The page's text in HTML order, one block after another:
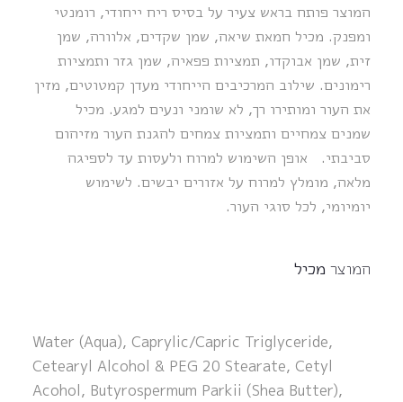
המוצר פותח בראש צעיר על בסיס ריח ייחודי, רומנטי
ומפנק. מכיל חמאת שיאה, שמן שקדים, אלוורה, שמן
זית, שמן אבוקדו, תמציות פפאיה, שמן גזר ותמציות
רימונים. שילוב המרכיבים הייחודי מעדן קמטוטים, מזין
את העור ומותירו רך, לא שומני ונעים למגע. מכיל
שמנים צמחיים ותמציות צמחים להגנת העור מזיהום
סביבתי. אופן השימוש למרוח ולעסות עד לספיגה
מלאה, מומלץ למרוח על אזורים יבשים. לשימוש
יומיומי, לכל סוגי העור.
המוצר מכיל
Water (Aqua), Caprylic/Capric Triglyceride,
Cetearyl Alcohol & PEG 20 Stearate, Cetyl
Acohol, Butyrospermum Parkii (Shea Butter),